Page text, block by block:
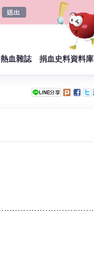
熱血雜誌 捐血史料資料庫